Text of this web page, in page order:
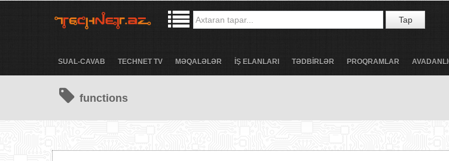
Tap
SUAL-CAVAB TECHNET TV MƏQALƏLƏR İŞ ELANLARI TƏDBİRLƏR PROQRAMLAR
functions